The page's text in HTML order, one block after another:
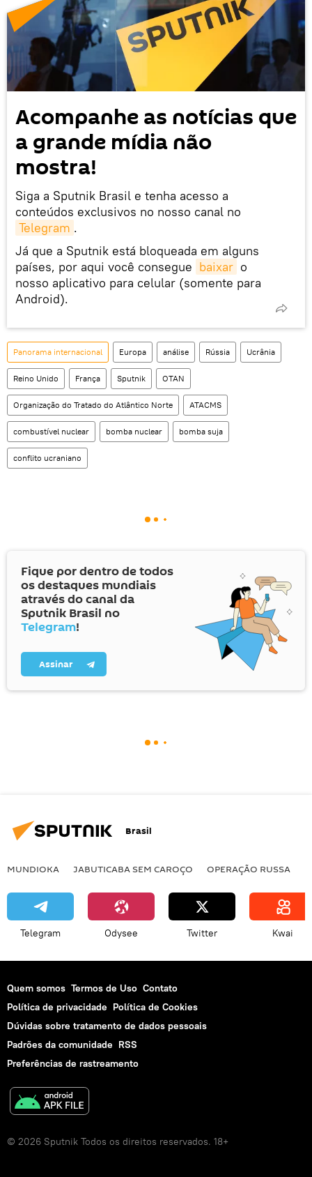
Acompanhe as notícias que
a grande mídia não
mostra!
Siga a Sputnik Brasil e tenha acesso a
conteúdos exclusivos no nosso canal no
Telegram .
Já que a Sputnik está bloqueada em alguns
países, por aqui você consegue baixar o
nosso aplicativo para celular (somente para
Android).
Panorama internacional Europa análise Rússia Ucrânia
Reino Unido França Sputnik OTAN
Organização do Tratado do Atlântico Norte ATACMS
combustível nuclear bomba nuclear bomba suja
conflito ucraniano
Fique por dentro de todos
os destaques mundiais
através do canal da
Sputnik Brasil no
Telegram!
Assinar
Brasil
MUNDIOKA JABUTICABA SEM CAROÇO OPERAÇÃO RUSSA
Telegram Odysee Twitter Kwai
Quem somos Termos de Uso Contato
Política de privacidade Política de Cookies
Dúvidas sobre tratamento de dados pessoais
Padrões da comunidade RSS
Preferências de rastreamento
© 2026 Sputnik Todos os direitos reservados. 18+